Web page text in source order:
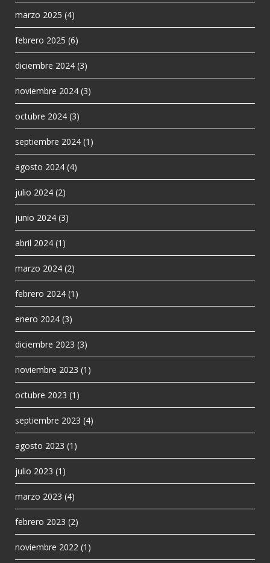
marzo 2025 (4)
febrero 2025 (6)
diciembre 2024 (3)
noviembre 2024 (3)
octubre 2024 (3)
septiembre 2024 (1)
agosto 2024 (4)
julio 2024 (2)
junio 2024 (3)
abril 2024 (1)
marzo 2024 (2)
febrero 2024 (1)
enero 2024 (3)
diciembre 2023 (3)
noviembre 2023 (1)
octubre 2023 (1)
septiembre 2023 (4)
agosto 2023 (1)
julio 2023 (1)
marzo 2023 (4)
febrero 2023 (2)
noviembre 2022 (1)